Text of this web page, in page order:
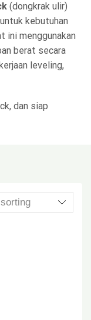
(dongkrak ulir)
kebutuhan
ini menggunakan
berat secara
leveling,
dan siap